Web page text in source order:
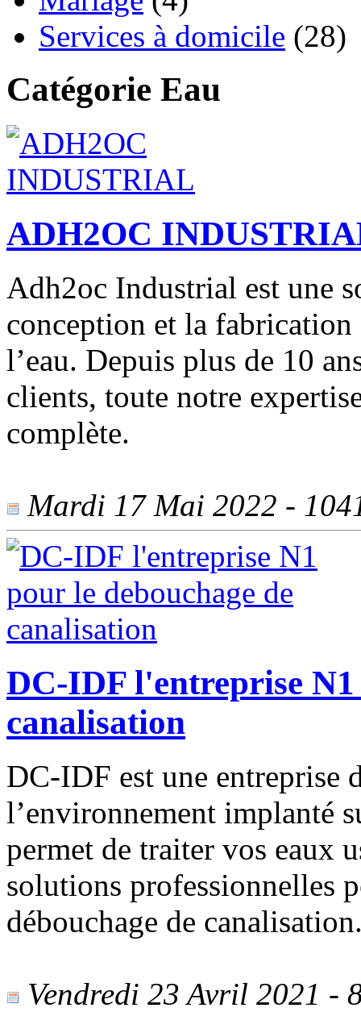
Services à domicile (28)
Catégorie Eau
ADH2OC
Adh2oc Industrial est une
conception et la fabrication
l’eau. Depuis plus de 10
clients, toute notre
complète.
Mardi 17 Mai 2022 -
DC-IDF l'entreprise N1
canalisation
DC-IDF est une entreprise
l’environnement implanté
permet de traiter vos eaux
solutions professionnelles
débouchage de
Vendredi 23 Avril 2021 -